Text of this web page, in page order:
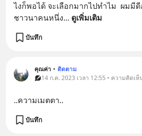
ไงก็พอได้ จะเลือกมากไปทำไม  ผมมี
ชาวนาคนหนึ่ง... ดูเพิ่มเติม
บันทึก
คุณค่า • ติดตาม
14 ก.ค. 2023 เวลา 12:55 • ความคิดเห็
..ความเมตตา..
บันทึก